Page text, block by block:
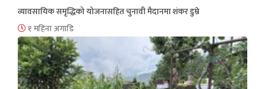
व्यावसायिक समृद्धिको योजनासहित चुनावी मैदानमा शंकर डुम्रे
१ महिना अगाडि